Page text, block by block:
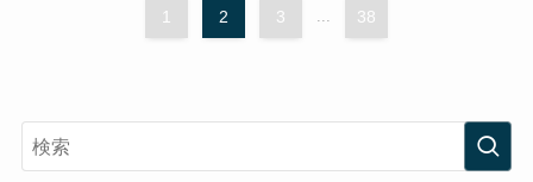
1 2 3 38